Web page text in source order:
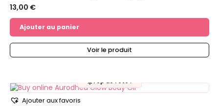
13,00 €
Ajouter au panier
Voir le produit
☀️ Top de l'été !
Ajouter aux favoris